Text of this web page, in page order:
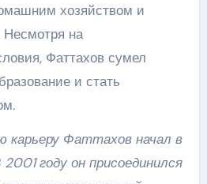
хозяйством и
Несмотря на
Фаттахов сумел
и стать
карьеру Фаттахов начал в
году он присоединился